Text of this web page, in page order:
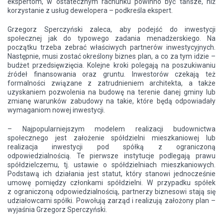
korzystanie z usług dewelopera – podkreśla ekspert.
Grzegorz Sperczyński zaleca, aby podejść do inwestycji
społecznej jak do typowego zadania menadżerskiego. Na
początku trzeba zebrać właściwych partnerów inwestycyjnych.
Następnie, musi zostać określony biznes plan, a co za tym idzie –
budżet przedsięwzięcia. Kolejne kroki polegają na poszukiwaniu
źródeł finansowania oraz gruntu. Inwestorów czekają też
formalności związane z zatrudnieniem architekta, a także
uzyskaniem pozwolenia na budowę na terenie danej gminy lub
zmianę warunków zabudowy na takie, które będą odpowiadały
wymaganiom nowej inwestycji.
– Najpopularniejszym modelem realizacji budownictwa
społecznego jest założenie spółdzielni mieszkaniowej lub
realizacja inwestycji pod spółką z ograniczoną
odpowiedzialnością. Te pierwsze instytucje podlegają prawu
spółdzielczemu, tj. ustawie o spółdzielniach mieszkaniowych.
Podstawą ich działania jest statut, który stanowi jednocześnie
umowę pomiędzy członkami spółdzielni. W przypadku spółek
z ograniczoną odpowiedzialnością, partnerzy biznesowi stają się
udziałowcami spółki. Powołują zarząd i realizują założony plan –
wyjaśnia Grzegorz Sperczyński.